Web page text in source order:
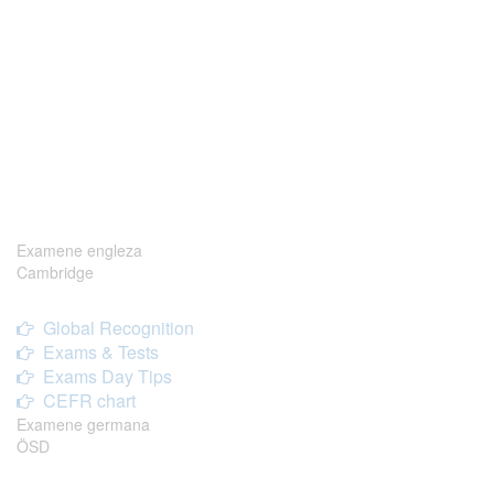
Examene engleza
Cambridge
Global Recognition
Exams & Tests
Exams Day Tips
CEFR chart
Examene germana
ÖSD